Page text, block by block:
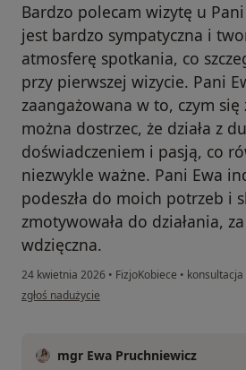
Bardzo polecam wizytę u
jest bardzo sympatyczna i
atmosferę spotkania, co
przy pierwszej wizycie. Pani
zaangażowana w to, czym
można dostrzec, że działa z
doświadczeniem i pasją, co
niezwykle ważne. Pani Ewa
podeszła do moich potrzeb i
zmotywowała do działania,
wdzięczna.
24 kwietnia 2026 • FizjoKobiece •
w opinii użytkownika Judyta
zgłoś nadużycie
mgr Ewa Pruchniewicz